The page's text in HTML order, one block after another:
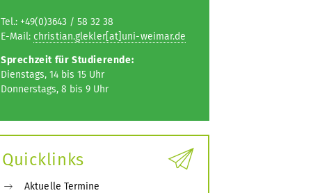
Tel.: +49(0)3643 / 58 32 38
E-Mail: christian.glekler[at]uni-weimar.de
Sprechzeit für Studierende:
Dienstags, 14 bis 15 Uhr
Donnerstags, 8 bis 9 Uhr
Quicklinks
Aktuelle Termine